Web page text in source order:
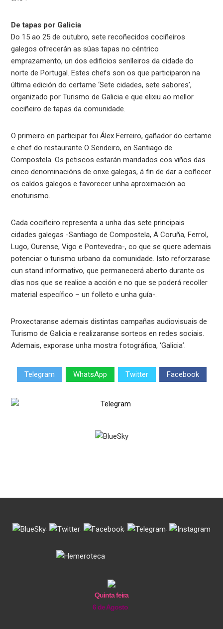
De tapas por Galicia
Do 15 ao 25 de outubro, sete recoñecidos cociñeiros
galegos ofrecerán as súas tapas no céntrico
emprazamento, un dos edificios senlleiros da cidade do
norte de Portugal. Estes chefs son os que participaron na
última edición do certame ‘Sete cidades, sete sabores’,
organizado por Turismo de Galicia e que elixiu ao mellor
cociñeiro de tapas da comunidade.
O primeiro en participar foi Álex Ferreiro, gañador do certame
e chef do restaurante O Sendeiro, en Santiago de
Compostela. Os petiscos estarán maridados cos viños das
cinco denominacións de orixe galegas, á fin de dar a coñecer
os caldos galegos e favorecer unha aproximación ao
enoturismo.
Cada cociñeiro representa a unha das sete principais
cidades galegas -Santiago de Compostela, A Coruña, Ferrol,
Lugo, Ourense, Vigo e Pontevedra-, co que se quere ademais
potenciar o turismo urbano da comunidade. Isto reforzarase
cun stand informativo, que permanecerá aberto durante os
días nos que se realice a acción e no que se poderá recoller
material específico – un folleto e unha guía-.
Proxectaranse ademais distintas campañas audiovisuais de
Turismo de Galicia e realizaranse sorteos en redes sociais.
Ademais, exporase unha mostra fotográfica, ‘Galicia’.
Telegram WhatsApp Twitter Facebook
. . . .
Quinta feira
6 de Agosto